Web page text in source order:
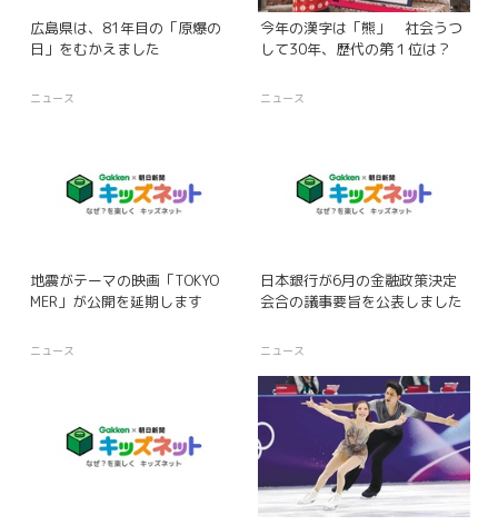
広島県は、81年目の「原爆の
日」をむかえました
ニュース
今年の漢字は「熊」 社会うつ
して30年、歴代の第１位は？
ニュース
地震がテーマの映画「TOKYO
MER」が公開を延期します
ニュース
日本銀行が6月の金融政策決定
会合の議事要旨を公表しました
ニュース